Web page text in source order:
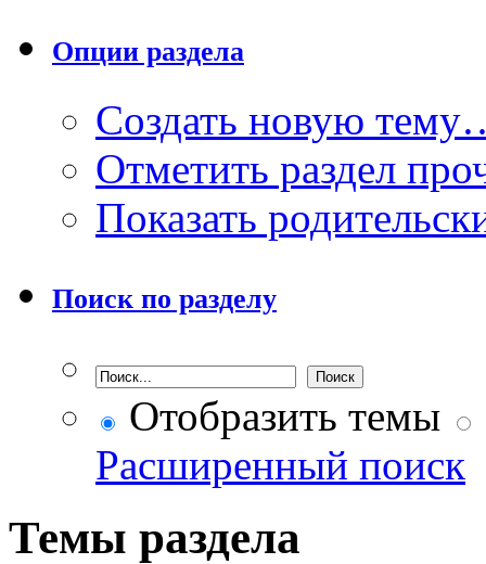
Опции раздела
Создать новую
Отметить раздел
Показать
Поиск по разделу
Отобразить темы
Расширенный поиск
Темы раздела